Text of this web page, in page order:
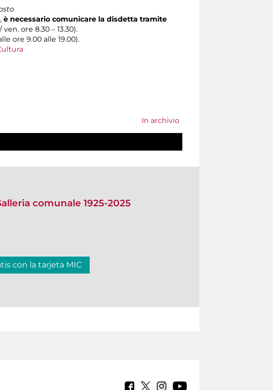
è necessario comunicare la disdetta tramite
ore 8.30 – 13.30).
ore 9.00 alle 19.00).
In archivio
comunale 1925-2025
con la tarjeta MIC